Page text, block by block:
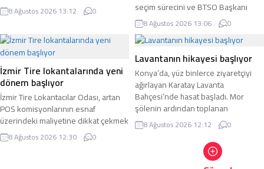
Türklerin planlı tarım geçmişini 100
yıl erkene taşıdı.
8 Ağustos 2026 13:12 0 seçim sürecini ve BTSO Başkanı
İbrahim Burkay’ın tarihi projesi olan
TEKNOSAB KOBİ OSB lansmanında
yaşanan gelişmeleri kaleme aldı.
8 Ağustos 2026 13:06 0
İzmir Tire lokantalarında yeni
dönem başlıyor
İzmir Tire Lokantacılar Odası, artan
POS komisyonlarının esnaf
üzerindeki maliyetine dikkat çekmek
amacıyla "Esnafına Sahip Çık – Nakit
Öde, Fişini Al" sloganıyla farkındalık
8 Ağustos 2026 12:30 0
Lavantanın hikayesi başlıyor
Konya’da, yüz binlerce ziyaretçiyi
ağırlayan Karatay Lavanta
Bahçesi’nde hasat başladı. Mor
şölenin ardından toplanan
lavantalar, işlenerek katma değerli
ürünlere dönüştürülecek.
8 Ağustos 2026 12:12 0